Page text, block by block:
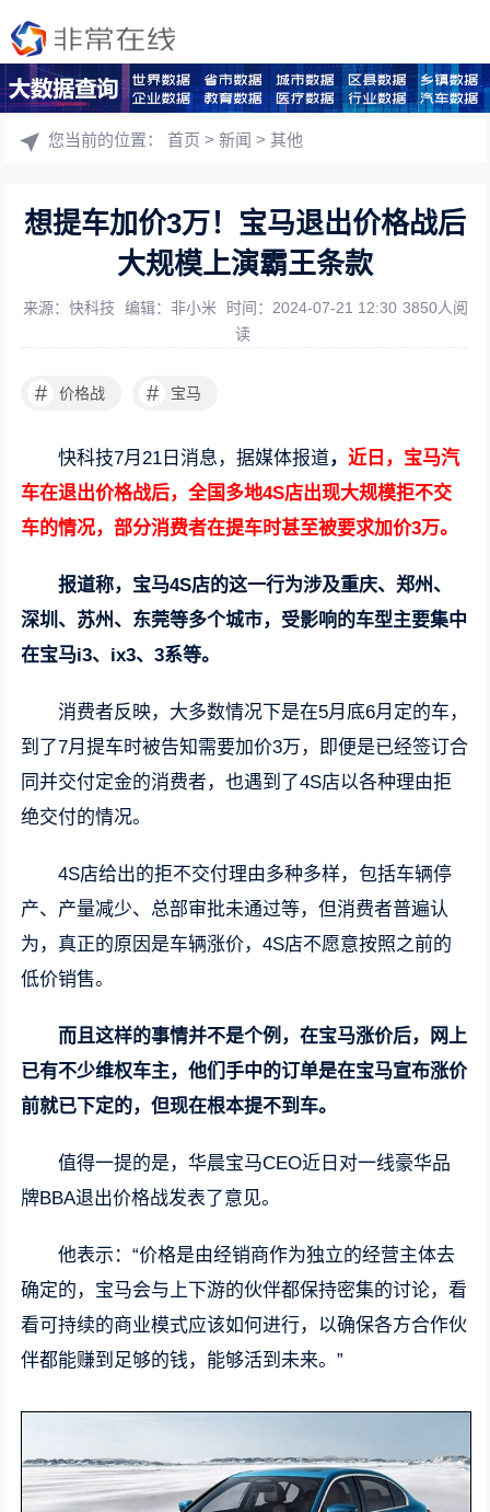
您当前的位置：首页 >新闻 >其他
想提车加价3万！宝马退出价格战后
大规模上演霸王条款
来源：快科技 编辑：非小米 时间：2024-07-21 12:30 3850人阅
读
# 价格战 # 宝马
快科技7月21日消息，据媒体报道 ，近日，宝马汽
车在退出价格战后，全国多地4S店出现大规模拒不交
车的情况，部分消费者在提车时甚至被要求加价3万。
报道称，宝马4S店的这一行为涉及重庆、郑州、
深圳、苏州、东莞等多个城市，受影响的车型主要集中
在宝马i3、ix3、3系等。
消费者反映，大多数情况下是在5月底6月定的车，
到了7月提车时被告知需要加价3万，即便是已经签订合
同并交付定金的消费者，也遇到了4S店以各种理由拒
绝交付的情况。
4S店给出的拒不交付理由多种多样，包括车辆停
产、产量减少、总部审批未通过等，但消费者普遍认
为，真正的原因是车辆涨价，4S店不愿意按照之前的
低价销售。
而且这样的事情并不是个例，在宝马涨价后，网上
已有不少维权车主，他们手中的订单是在宝马宣布涨价
前就已下定的，但现在根本提不到车。
值得一提的是，华晨宝马CEO近日对一线豪华品
牌BBA退出价格战发表了意见。
他表示：“价格是由经销商作为独立的经营主体去
确定的，宝马会与上下游的伙伴都保持密集的讨论，看
看可持续的商业模式应该如何进行，以确保各方合作伙
伴都能赚到足够的钱，能够活到未来。”